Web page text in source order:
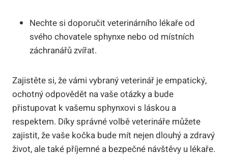
Nechte si doporučit veterinárního lékaře od
svého chovatele sphynxe nebo od místních
záchranářů zvířat.
Zajistěte si, že vámi vybraný veterinář je empatický,
ochotný odpovědět na vaše otázky a bude
přistupovat k vašemu sphynxovi s láskou a
respektem. Díky správné volbě veterináře můžete
zajistit, že vaše kočka bude mít nejen dlouhý a zdravý
život, ale také příjemné a bezpečné návštěvy u lékaře.